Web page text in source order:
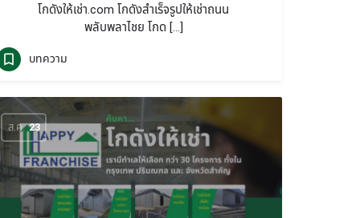
โกดังให้เช่า.com โกดังสำเร็จรูปให้เช่าถนน
พลับพลาไชย โกด […]
บทความ
ส.ค. 23